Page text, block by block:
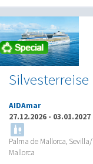
AIDAmar
27.12.2026 - 03.01.2027
Palma de Mallorca,
Mallorca